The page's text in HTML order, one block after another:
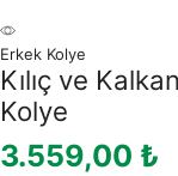
Erkek Kolye
Kılıç ve
Kolye
3.559,00 ₺